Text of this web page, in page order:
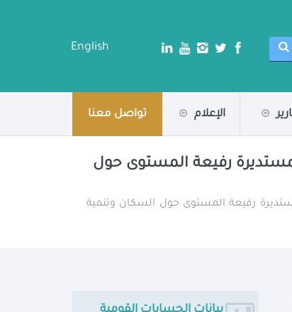
English
الإعلام تواصل معنا
المستديرة رفيعة المستوى حول
رفيعة المستوى حول السكان وتنمية